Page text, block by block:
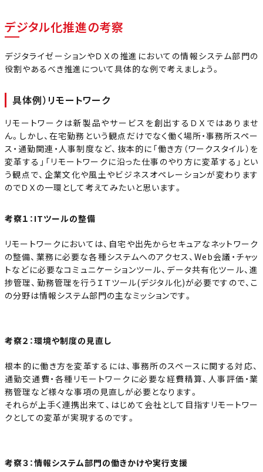
デジタル化推進の考察
デジタライゼーションやＤＸの推進においての情報システム部門の
役割やあるべき推進について具体的な例で考えましょう。
具体例）リモートワーク
リモートワークは新製品やサービスを創出するＤＸではありませ
ん。しかし、在宅勤務という観点だけでなく働く場所・事務所スペー
ス・通勤関連・人事制度など、抜本的に「働き方（ワークスタイル）を
変革する」「リモートワークに沿った仕事のやり方に変革する」とい
う観点で、企業文化や風土やビジネスオペレーションが変わります
のでＤＸの一環として考えてみたいと思います。
考察１：ITツールの整備
リモートワークにおいては、自宅や出先からセキュアなネットワーク
の整備、業務に必要な各種システムへのアクセス、Web会議・チャッ
トなどに必要なコミュニケーションツール、データ共有化ツール、進
捗管理、勤務管理を行うＩＴツール(デジタル化)が必要ですので、こ
の分野は情報システム部門の主なミッションです。
考察２：環境や制度の見直し
根本的に働き方を変革するには、事務所のスペースに関する対応、
通勤交通費・各種リモートワークに必要な経費精算、人事評価・業
務管理など様々な事項の見直しが必要となります。
それらが上手く連携出来て、はじめて会社として目指すリモートワー
クとしての変革が実現するのです。
考察３：情報システム部門の働きかけや実行支援